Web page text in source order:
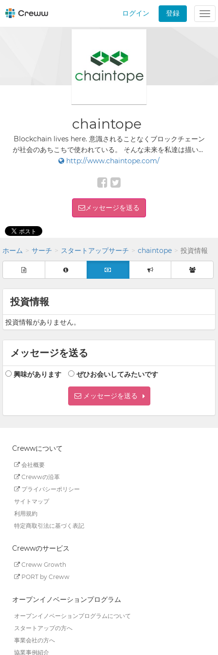
ログイン 登録
chaintope
Blockchain lives here. 意識されることなくブロックチェーン
が社会のあちこちで使われている。 そんな未来を私達は描いて
います。 私達は皆様のDX推進に伴走するパートナーです。
http://www.chaintope.com/
メッセージを送る
ホーム サーチ スタートアップサーチ chaintope 投資情報
投資情報
投資情報がありません。
メッセージを送る
興味があります ぜひお会いしてみたいです
メッセージを送る
Crewwについて
会社概要
Crewwの沿革
プライバシーポリシー
サイトマップ
利用規約
特定商取引法に基づく表記
Crewwのサービス
Creww Growth
PORT by Creww
オープンイノベーションプログラム
オープンイノベーションプログラムについて
スタートアップの方へ
事業会社の方へ
協業事例紹介